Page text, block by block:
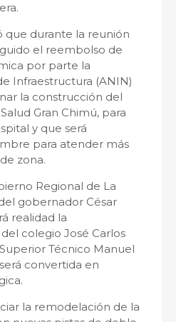
que durante la reunión
el reembolso de
por parte la
Infraestructura (ANIN)
la construcción del
Gran Chimú, para
y que será
para atender más
zona.
Regional de La
gobernador César
realidad la
colegio José Carlos
Técnico Manuel
convertida en
la remodelación de la